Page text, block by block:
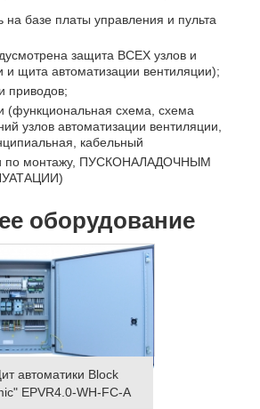
базе платы управления и пульта
защита ВСЕХ узлов и
и щита автоматизации вентиляции);
приводов;
(функциональная схема, схема
узлов автоматизации вентиляции,
кабельный
по монтажу, ПУСКОНАЛАДОЧНЫМ
оборудование
автоматики Block
EPVR4.0-WH-FC-A